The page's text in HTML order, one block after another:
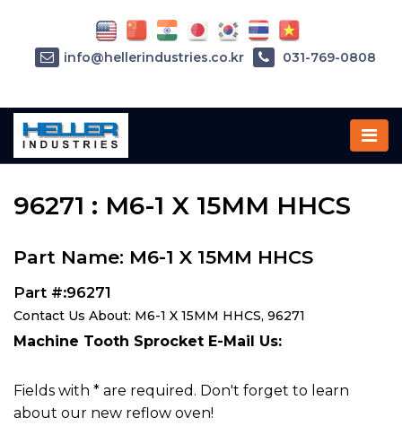
Home»Parts»96271
96271 : M6-1 X 15MM HHCS
Part Name: M6-1 X 15MM HHCS
Part #:96271
Contact Us About: M6-1 X 15MM HHCS, 96271
Machine Tooth Sprocket E-Mail Us:
Fields with * are required. Don't forget to learn
about our new reflow oven!
info@hellerindustries.co.kr 031-769-0808